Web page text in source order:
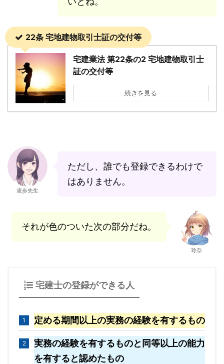
22条 宅地建物取引士証の交付等
宅建業法 第22条の2 宅地建物取引士
証の交付等
続きを見る
凌歩先生
ただし、誰でも登録できるわけで
はありません。
それが色のついた次の部分だね。
玲奈
宅建士の登録ができる人
定める期間以上の実務の経験を有するもの
実務の経験を有するものと同等以上の能力
を有すると認めたもの